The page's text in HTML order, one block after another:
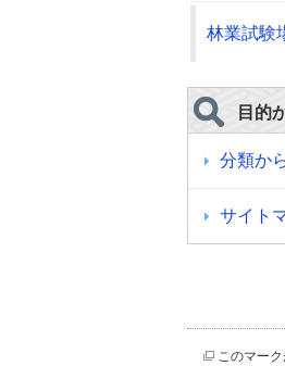
林業試験
目的
分類か
サイト
このマー